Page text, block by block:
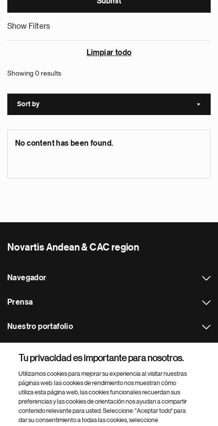
Show Filters
Limpiar todo
Showing 0 results
Sort by Sort
No content has been found.
Novartis Andean & CAC region
Navegador
Prensa
Nuestro portafolio
Footer Site Search
Tu privacidad es importante para nosotros.
Utilizamos cookies para mejorar su experiencia al visitar nuestras
páginas web: las cookies de rendimiento nos muestran cómo
utiliza esta página web, las cookies funcionales recuerdan sus
preferencias y las cookies de orientación nos ayudan a compartir
contenido relevante para usted. Seleccione: "Aceptar todo" para
dar su consentimiento a todas las cookies, seleccione